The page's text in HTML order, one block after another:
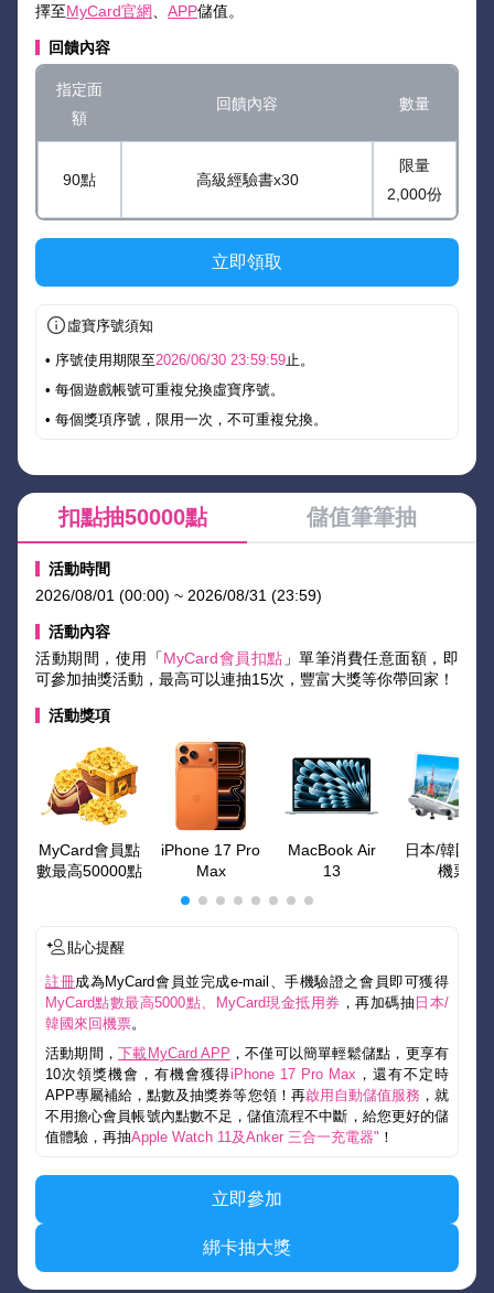
擇至MyCard官網 APP儲值。
回饋內容
指定面
額
回饋內容 數量
90點 高級經驗書x30
限量
2,000份
立即領取
虛寶序號須知
• 序號使用期限至2026/06/30 23:59:59止。
• 每個遊戲帳號可重複兌換虛寶序號。
• 每個獎項序號，限用一次，不可重複兌換。
扣點抽50000點 儲值筆筆抽
活動時間
2026/08/01 (00:00) ~ 2026/08/31 (23:59)
活動內容
活動期間，使用「MyCard會員扣點 」單筆消費任意面額，即
可參加抽獎活動，最高可以連抽15次，豐富大獎等你帶回家！
活動獎項
MyCard會員點
數最高50000點
iPhone 17 Pro
Max
MacBook Air
13
日本/韓國來
機票
貼心提醒
註冊成為MyCard會員並完成e-mail、手機驗證之會員即可獲得
MyCard點數最高5000點、MyCard現金抵用券 ，再加碼抽 日本/
韓國來回機票。
活動期間，下載MyCard APP ，不僅可以簡單輕鬆儲點，更享有
10次領獎機會，有機會獲得iPhone 17 Pro Max ，還有不定時
APP專屬補給，點數及抽獎券等您領！再啟用自動儲值服務 ，就
不用擔心會員帳號內點數不足，儲值流程不中斷，給您更好的儲
值體驗，再抽Apple Watch 11及Anker 三合一充電器" ！
立即參加
綁卡抽大獎